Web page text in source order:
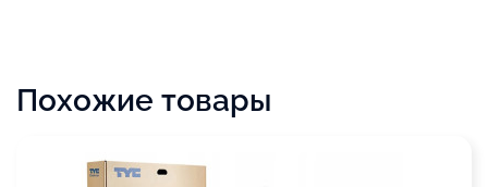
Похожие товары